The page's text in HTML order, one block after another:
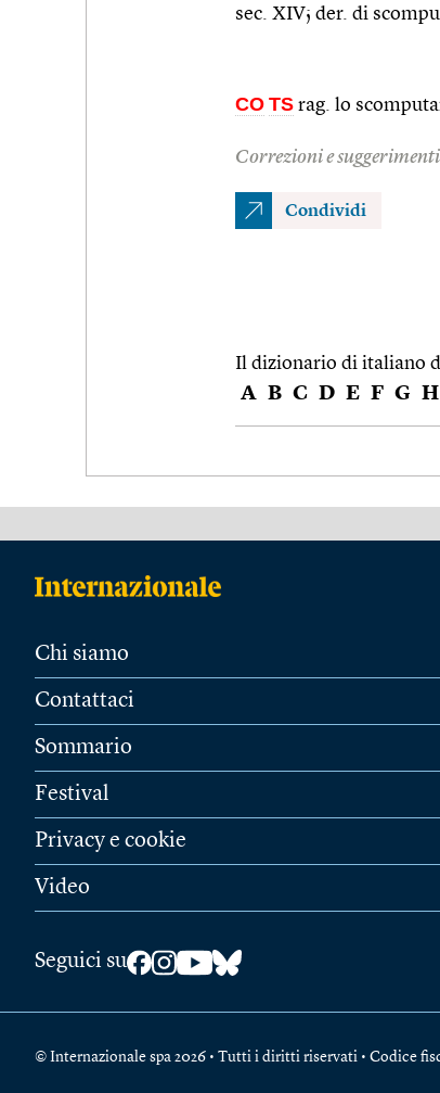
sec. XIV; der. di
CO TS rag. lo
Correzioni e suggerimenti
Condividi
Il dizionario di italiano
A B C D E F G H
Chi siamo
Contattaci
Sommario
Festival
Privacy e cookie
Video
Seguici su
© Internazionale spa 2026 • Tutti i diritti riservati • Codice